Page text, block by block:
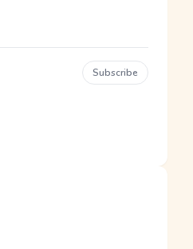
Subscribe